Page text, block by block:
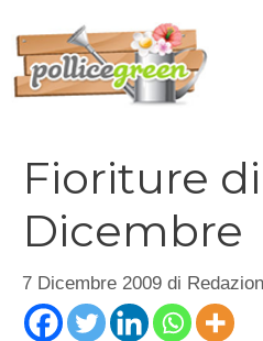
contenuto
Fioriture di
Dicembre
7 Dicembre 2009 di